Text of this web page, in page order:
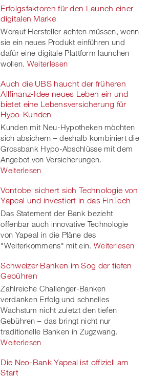
Erfolgsfaktoren für den Launch einer
digitalen Marke
Worauf Hersteller achten müssen, wenn
sie ein neues Produkt einführen und
dafür eine digitale Plattform launchen
wollen. Weiterlesen
Auch die UBS haucht der früheren
Allfinanz-Idee neues Leben ein und
bietet eine Lebensversicherung für
Hypo-Kunden
Kunden mit Neu-Hypotheken möchten
sich absichern – deshalb kombiniert die
Grossbank Hypo-Abschlüsse mit dem
Angebot von Versicherungen.
Weiterlesen
Vontobel sichert sich Technologie von
Yapeal und investiert in das FinTech
Das Statement der Bank bezieht
offenbar auch innovative Technologie
von Yapeal in die Pläne des
"Weiterkommens" mit ein. Weiterlesen
Schweizer Banken im Sog der tiefen
Gebühren
Zahlreiche Challenger-Banken
verdanken Erfolg und schnelles
Wachstum nicht zuletzt den tiefen
Gebühren – das bringt nicht nur
traditionelle Banken in Zugzwang.
Weiterlesen
Die Neo-Bank Yapeal ist offiziell am
Start